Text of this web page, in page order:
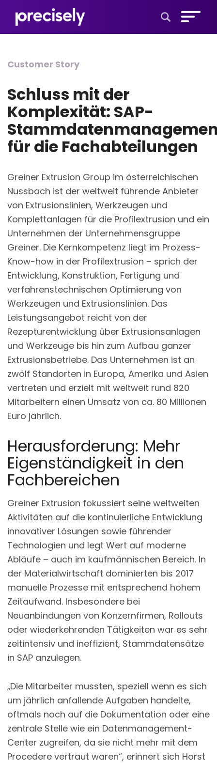
Customer Story
Schluss mit der
Komplexität: SAP-
für die Fachabteilungen
Greiner Extrusion Group im österreichischen
Nussbach ist der weltweit führende Anbieter
von Extrusionslinien, Werkzeugen und
Komplettanlagen für die Profilextrusion und ein
Unternehmen der Unternehmensgruppe
Greiner. Die Kernkompetenz liegt im Prozess-
Know-how in der Profilextrusion – sprich der
Entwicklung, Konstruktion, Fertigung und
verfahrenstechnischen Optimierung von
Werkzeugen und Extrusionslinien. Das
Leistungsangebot reicht von der
Rezepturentwicklung über Extrusionsanlagen
und Werkzeuge bis hin zum Aufbau ganzer
Extrusionsbetriebe. Das Unternehmen ist an
zwölf Standorten in Europa, Amerika und Asien
vertreten und erzielt mit weltweit rund 820
Mitarbeitern einen Umsatz von ca. 80 Millionen
Euro jährlich.
Herausforderung: Mehr
Eigenständigkeit in den
Fachbereichen
Greiner Extrusion fokussiert seine weltweiten
Aktivitäten auf die kontinuierliche Entwicklung
innovativer Lösungen sowie führender
Technologien und legt Wert auf moderne
Abläufe – auch im kaufmännischen Bereich. In
der Materialwirtschaft dominierten bis 2017
manuelle Prozesse mit entsprechend hohem
Zeitaufwand. Insbesondere bei
Neuanbindungen von Konzernfirmen, Rollouts
oder wiederkehrenden Tätigkeiten war es sehr
zeitintensiv und ineffizient, Stammdatensätze
in SAP anzulegen.
„Die Mitarbeiter mussten, speziell wenn es sich
um jährlich anfallende Aufgaben handelte,
oftmals noch auf die Dokumentation oder eine
zentrale Stelle wie ein Datenmanagement-
Center zugreifen, da sie nicht mehr mit dem
Procedere vertraut waren“, erinnert sich Horst